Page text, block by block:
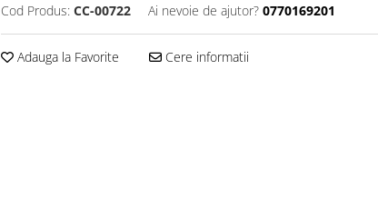
Cod Produs: CC-00722 Ai nevoie de ajutor? 0770169201
Adauga la Favorite Cere informatii